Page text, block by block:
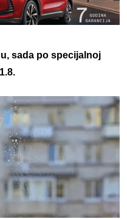
sada po specijalnoj